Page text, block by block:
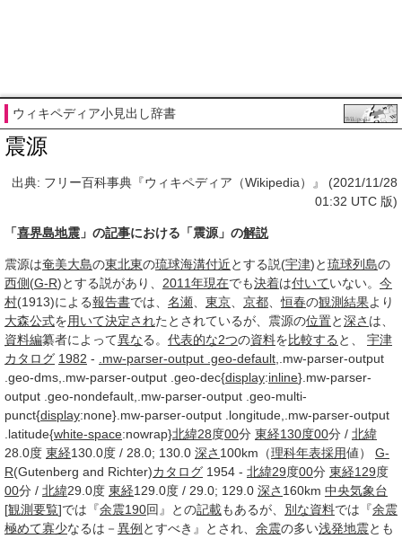
ウィキペディア小見出し辞書
震源
出典: フリー百科事典『ウィキペディア（Wikipedia）』 (2021/11/28
01:32 UTC 版)
「喜界島地震 」の記事における「震源」の解説
震源は奄美大島の東北東の琉球海溝付近とする説(宇津)と琉球列島の
西側(G-R)とする説があり、 2011年現在でも決着は付いていない。 今
村(1913)による報告書では、 名瀬 東京 京都 、恒春の観測結果より
大森公式を用いて決定されたとされているが、震源の位置と深さ は、
資料編纂者によって異なる。 代表的な2つの資料を比較する と、 宇津
カタログ 1982 - .mw-parser-output .geo-default ,.mw-parser-output
.geo-dms,.mw-parser-output .geo-dec{display:inline}.mw-parser-
output .geo-nondefault,.mw-parser-output .geo-multi-
punct{display:none}.mw-parser-output .longitude,.mw-parser-output
.latitude{white-space:nowrap}北緯28度00分 東経130度00分 / 北緯
28.0度 東経130.0度 / 28.0; 130.0 深さ 100km（理科年表採用値） G-
R(Gutenberg and Richter)カタログ 1954 - 北緯29度00分 東経129度
00分 / 北緯29.0度 東経129.0度 / 29.0; 129.0 深さ 160km 中央気象台
[観測要覧]では『余震190回』との記載もあるが、 別な資料では『余震
極めて寡少なるは－ 異例 とすべき』とされ、 余震の多い浅発地震とも